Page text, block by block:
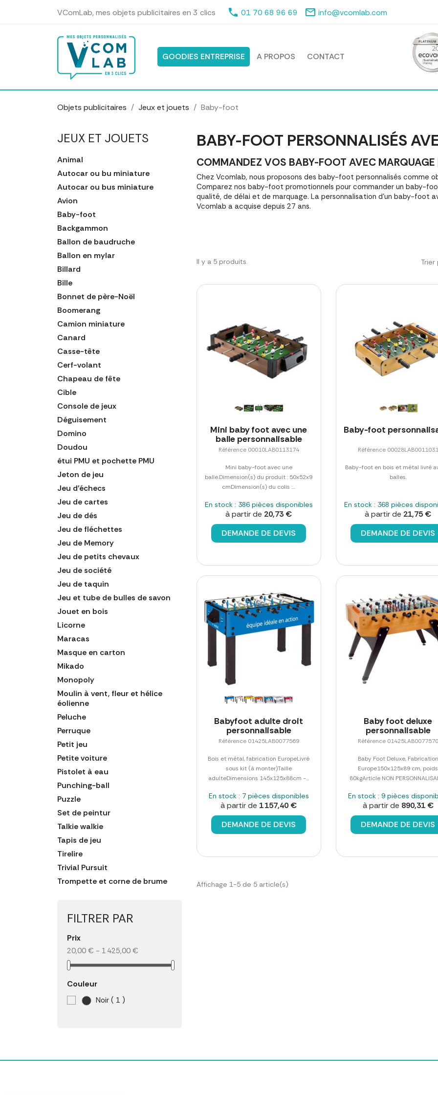
VComLab, mes objets publicitaires en 3 clics phone 01 70 68 96 69 mail_outline info@vcomlab.com
GOODIES ENTREPRISE A PROPOS CONTACT
Objets publicitaires Jeux et jouets Baby-foot
JEUX ET JOUETS
Animal
Autocar ou bu miniature
Autocar ou bus miniature
Avion
Baby-foot
Backgammon
Ballon de baudruche
Ballon en mylar
Billard
Bille
Bonnet de père-Noël
Boomerang
Camion miniature
Canard
Casse-tête
Cerf-volant
Chapeau de fête
Cible
Console de jeux
Déguisement
Domino
Doudou
étui PMU et pochette PMU
Jeton de jeu
Jeu d'échecs
Jeu de cartes
Jeu de dés
Jeu de fléchettes
Jeu de Memory
Jeu de petits chevaux
Jeu de société
Jeu de taquin
Jeu et tube de bulles de savon
Jouet en bois
Licorne
Maracas
Masque en carton
Mikado
Monopoly
Moulin à vent, fleur et hélice
éolienne
Peluche
Perruque
Petit jeu
Petite voiture
Pistolet à eau
Punching-ball
Puzzle
Set de peintur
Talkie walkie
Tapis de jeu
Tirelire
Trivial Pursuit
Trompette et corne de brume
FILTRER PAR
Prix
20,00 € - 1 425,00 €
Couleur
Noir ( 1 )
BABY-FOOT PERSONNALISÉS
COMMANDEZ VOS BABY-FOOT AVEC MARQUAGE
Chez Vcomlab, nous proposons des baby-foot personnalisés comme
Comparez nos baby-foot promotionnels pour commander un baby-
qualité, de délai et de marquage. La personnalisation d'un baby-foot
Vcomlab a acquise depuis 27 ans.
Il y a 5 produits. Trier
Mini baby foot avec une
balle personnalisable
Référence 00010LAB0113174
Mini baby-foot avec une
balle.Dimension(s) du produit : 50x52x9
cmDimension(s) du colis :...
En stock : 386 pièces disponibles
à partir de 20,73 €
DEMANDE DE DEVIS
Baby-foot
Référence 00028LAB0011031
Baby-foot en bois et métal livré
balles.
En stock : 368 pièces
à partir de 21,75 €
DEMANDE DE DEVIS
Babyfoot adulte droit
personnalisable
Référence 01425LAB0077569
Bois et métal, fabrication EuropeLivré
sous kit (à monter)Taille
adulteDimensions 145x125x88cm -...
En stock : 7 pièces disponibles
à partir de 1 157,40 €
DEMANDE DE DEVIS
Baby foot deluxe
personnalisable
Référence 01425LAB0077570
Baby Foot Deluxe, Fabrication
Europe150x125x89 cm, poids
80kgArticle NON
En stock : 9 pièces
à partir de 890,31 €
DEMANDE DE DEVIS
Affichage 1-5 de 5 article(s)